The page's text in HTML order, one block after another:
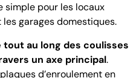
simple pour les locaux
garages domestiques.
tout au long des coulisses
un axe principal.
d’enroulement en